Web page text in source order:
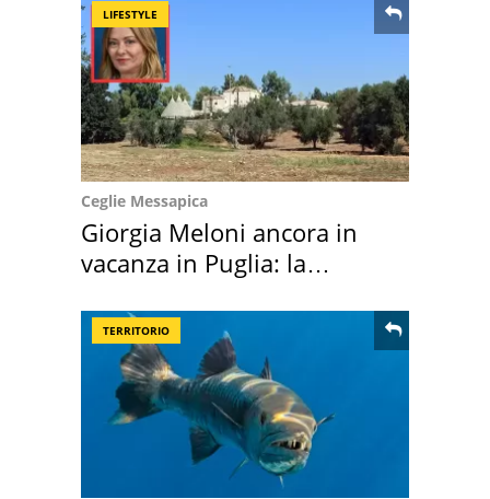
LIFESTYLE
Ceglie Messapica
Giorgia Meloni ancora in
vacanza in Puglia: la
TERRITORIO